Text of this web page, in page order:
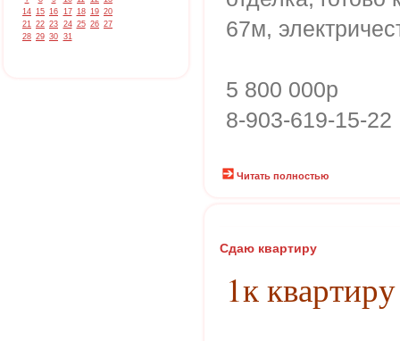
14 15 16 17 18 19 20
21 22 23 24 25 26 27
28 29 30 31
67м,
5 800 000р
8-903-619-15-22
Читать полностью
Сдаю квартиру
1к квартиру